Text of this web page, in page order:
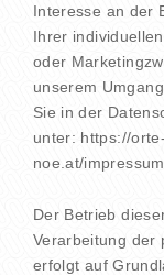
Interesse an der
Ihrer
oder
unserem
Sie in der
unter: https://orte-
noe.at/
Der Betrieb
Verarbeitung der
erfolgt auf